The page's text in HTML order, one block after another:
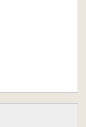
成立との関
開」 山梨県
8世紀を中心
赤彩土器・黒